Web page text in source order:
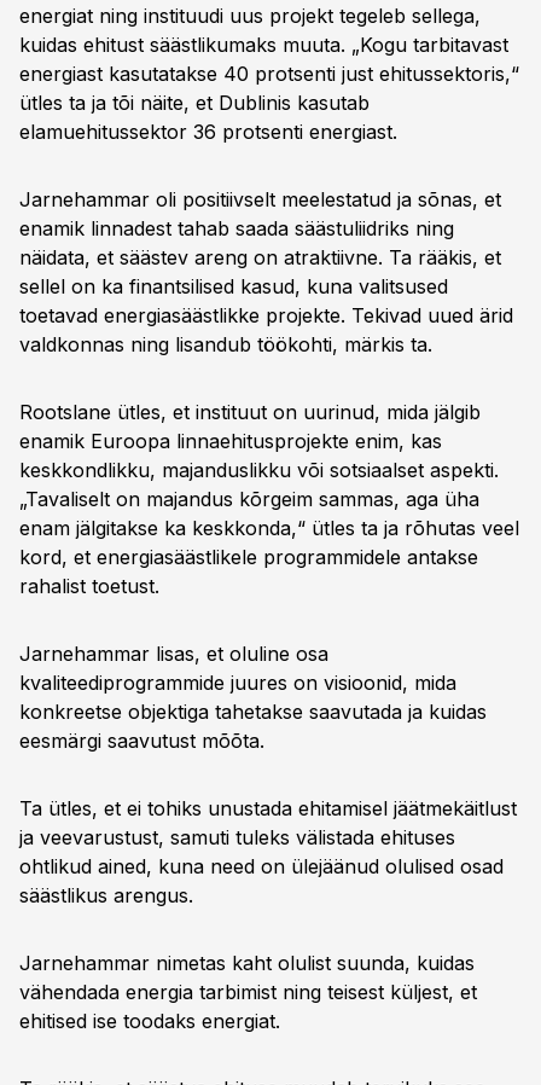
energiat ning instituudi uus projekt tegeleb sellega,
kuidas ehitust säästlikumaks muuta. „Kogu tarbitavast
energiast kasutatakse 40 protsenti just ehitussektoris,“
ütles ta ja tõi näite, et Dublinis kasutab
elamuehitussektor 36 protsenti energiast.
Jarnehammar oli positiivselt meelestatud ja sõnas, et
enamik linnadest tahab saada säästuliidriks ning
näidata, et säästev areng on atraktiivne. Ta rääkis, et
sellel on ka finantsilised kasud, kuna valitsused
toetavad energiasäästlikke projekte. Tekivad uued ärid
valdkonnas ning lisandub töökohti, märkis ta.
Rootslane ütles, et instituut on uurinud, mida jälgib
enamik Euroopa linnaehitusprojekte enim, kas
keskkondlikku, majanduslikku või sotsiaalset aspekti.
„Tavaliselt on majandus kõrgeim sammas, aga üha
enam jälgitakse ka keskkonda,“ ütles ta ja rõhutas veel
kord, et energiasäästlikele programmidele antakse
rahalist toetust.
Jarnehammar lisas, et oluline osa
kvaliteediprogrammide juures on visioonid, mida
konkreetse objektiga tahetakse saavutada ja kuidas
eesmärgi saavutust mõõta.
Ta ütles, et ei tohiks unustada ehitamisel jäätmekäitlust
ja veevarustust, samuti tuleks välistada ehituses
ohtlikud ained, kuna need on ülejäänud olulised osad
säästlikus arengus.
Jarnehammar nimetas kaht olulist suunda, kuidas
vähendada energia tarbimist ning teisest küljest, et
ehitised ise toodaks energiat.